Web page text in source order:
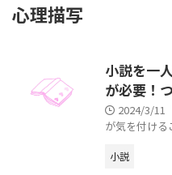
心理描写
小説を一
が必要！
2024/3/11
が気を付ける
小説